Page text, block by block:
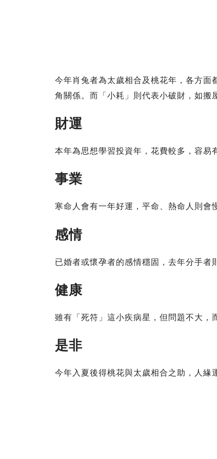
今年肖兔者為太歲相合及桃花年，各方面
角關係。而「小耗」則代表小破財，如搬
財運
本年為思想學習投資年，花費較多，容易
事業
寒命人會有一年好運，平命、熱命人則會
感情
已婚者或懷孕者的感情穩固，去年分手者
健康
雖有「死符」這小疾病星，但問題不大，
是非
今年入夏後得桃花與太歲相合之助，人緣